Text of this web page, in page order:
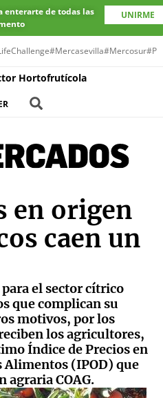
enterarte de todas las
UNIRME
#Mercasevilla#Mercosur
Hortofrutícola
en origen
caen un
el sector cítrico
que complican su
motivos, por los
los agricultores,
Índice de Precios en
Alimentos (IPOD) que
agraria COAG.